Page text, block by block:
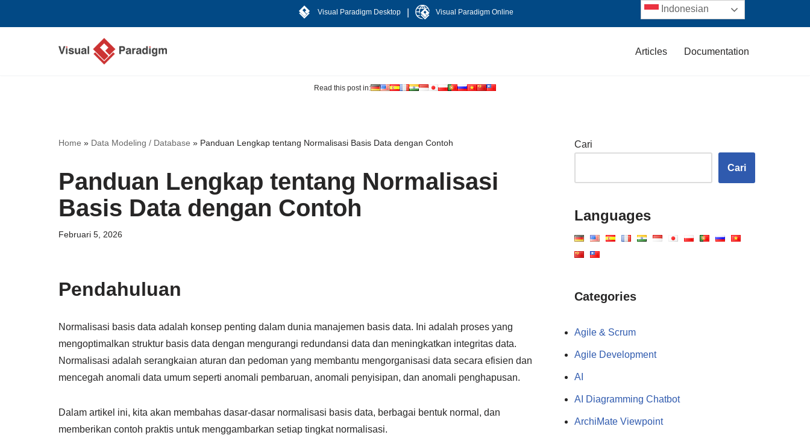
Visual Paradigm Desktop Visual Paradigm Online
Articles Documentation
Read this post in:
Home » Data Modeling / Database » Panduan Lengkap tentang Normalisasi Basis Data dengan Contoh
Panduan Lengkap tentang Normalisasi
Basis Data dengan Contoh
Februari 5, 2026
Pendahuluan
Normalisasi basis data adalah konsep penting dalam dunia manajemen basis data. Ini adalah proses yang
mengoptimalkan struktur basis data dengan mengurangi redundansi data dan meningkatkan integritas data.
Normalisasi adalah serangkaian aturan dan pedoman yang membantu mengorganisasi data secara efisien dan
mencegah anomali data umum seperti anomali pembaruan, anomali penyisipan, dan anomali penghapusan.
Dalam artikel ini, kita akan membahas dasar-dasar normalisasi basis data, berbagai bentuk normal, dan
memberikan contoh praktis untuk menggambarkan setiap tingkat normalisasi.
Cari
Cari
Languages
Categories
Agile & Scrum
Agile Development
AI
AI Diagramming Chatbot
ArchiMate Viewpoint
Indonesian